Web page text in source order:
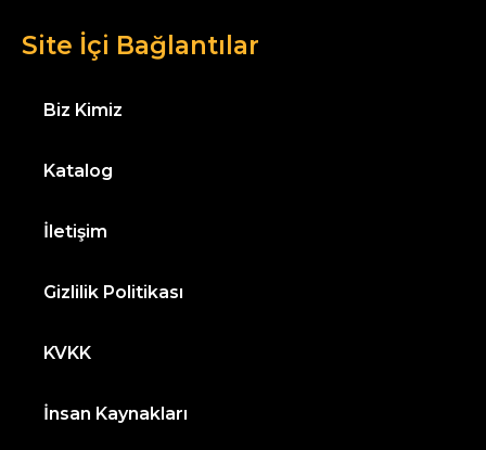
Site İçi Bağlantılar
Biz Kimiz
Katalog
İletişim
Gizlilik Politikası
KVKK
İnsan Kaynakları